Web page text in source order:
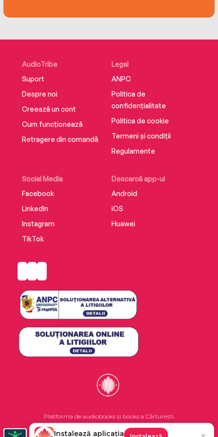
AudioTribe
Suport
Despre noi
Creează un cont
Cum funcționează
Retragere din comandă
Social Media
Facebook
LinkedIn
Instagram
TikTok
Descarcă app-ul
Android
iOS
Huawei
Legal
ANPC
Politica de
confidențialitate
Politica de cookie
Termeni și condiții
Regulamente
Platforma de audiobooks și books a Cărturești.
Instalează aplicația